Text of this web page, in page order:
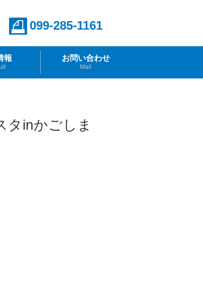
099-285-1161
報 お問い合わせ
Mail
タinかごしま